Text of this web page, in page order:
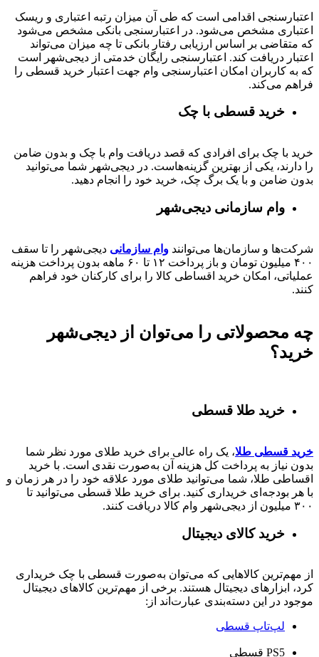
اعتبارسنجی اقدامی است که طی آن میزان رتبه اعتباری و ریسک
اعتباری مشخص می‌شود. در اعتبارسنجی بانکی مشخص می‌شود
که متقاضی بر اساس ارزیابی رفتار بانکی تا چه میزان می‌تواند
اعتبار دریافت کند. اعتبارسنجی رایگان خدمتی از دیجی‌شهر است
که به کاربران امکان اعتبارسنجی وام جهت اعتبار خرید قسطی را
فراهم می‌کند.
خرید قسطی با چک
خرید با چک برای افرادی که قصد دریافت وام با چک و بدون ضامن
را دارند، یکی از بهترین گزینه‌هاست. در دیجی‌شهر شما می‌توانید
بدون ضامن و با یک برگ چک، خرید خود را انجام دهید.
وام سازمانی دیجی‌شهر
شرکت‌ها و سازمان‌ها می‌توانند وام سازمانی دیجی‌شهر را تا سقف
۴۰۰ میلیون تومان و باز پرداخت ۱۲ تا ۶۰
ماهه بدون پرداخت هزینه
عملیاتی، امکان خرید اقساطی کالا را برای کارکنان خود فراهم
کنند.
چه محصولاتی را می‌توان از دیجی‌شهر
خرید؟
خرید طلا قسطی
خرید قسطی طلا، یک راه عالی برای خرید طلای مورد نظر شما
بدون نیاز به پرداخت کل هزینه آن به‌صورت نقدی است. با خرید
اقساطی طلا، شما می‌توانید طلای مورد علاقه خود را در هر زمان و
با هر بودجه‌ای خریداری کنید. برای خرید طلا قسطی می‌توانید تا
۳۰۰ میلیون از دیجی‌شهر وام کالا دریافت کنند.
خرید کالای دیجیتال
از مهم‌ترین کالاهایی که می‌توان به‌صورت قسطی با چک خریداری
کرد، ابزارهای دیجیتال هستند. برخی از مهم‌ترین کالاهای دیجیتال
موجود در این دسته‌بندی عبارت‌اند از:
لپ‌تاپ قسطی
PS5 قسطی